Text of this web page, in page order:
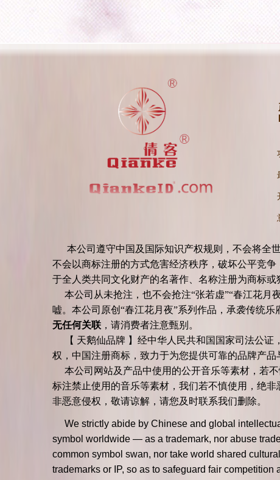
本公司遵守中国及国际知识产权规则，不会将全世
不会以商标注册的方式危害经济秩序，破坏公平竞
于全人类共同文化财产的名著作、名称注册为商
本公司从未抢注，也不会抢注“张若虚”“春江花月
嘘。本公司原创“春江花月夜”系列作品，承袭传统乐
无任何关联 ，请消费者注意甄别。
【 天鹅仙品牌 】经中华人民共和国国家司法公证
权，中国注册商标，致力于为您提供可靠的品牌
本公司网站及产品中使用的公开音乐等素材，若
标注禁止使用的音乐等素材，我们若不慎使用，绝
非恶意侵权，敬请谅解，请您及时联系我们删除。
We strictly abide by Chinese and global
symbol worldwide — as a trademark, nor abuse
common symbol swan, nor take world shared
trademarks or IP, so as to safeguard fair